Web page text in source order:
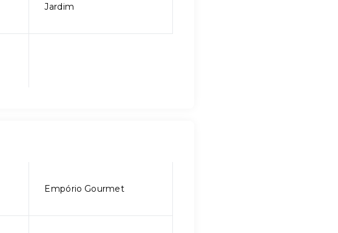
Jardim
Empório Gourmet